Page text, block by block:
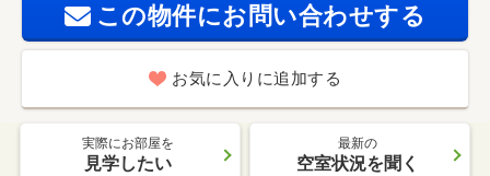
この物件にお問い合わせする
お気に入りに追加する
実際にお部屋を
見学したい
最新の
空室状況を聞く